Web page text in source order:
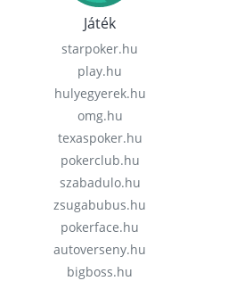
Játék
starpoker.hu
play.hu
hulyegyerek.hu
omg.hu
texaspoker.hu
pokerclub.hu
szabadulo.hu
zsugabubus.hu
pokerface.hu
autoverseny.hu
bigboss.hu